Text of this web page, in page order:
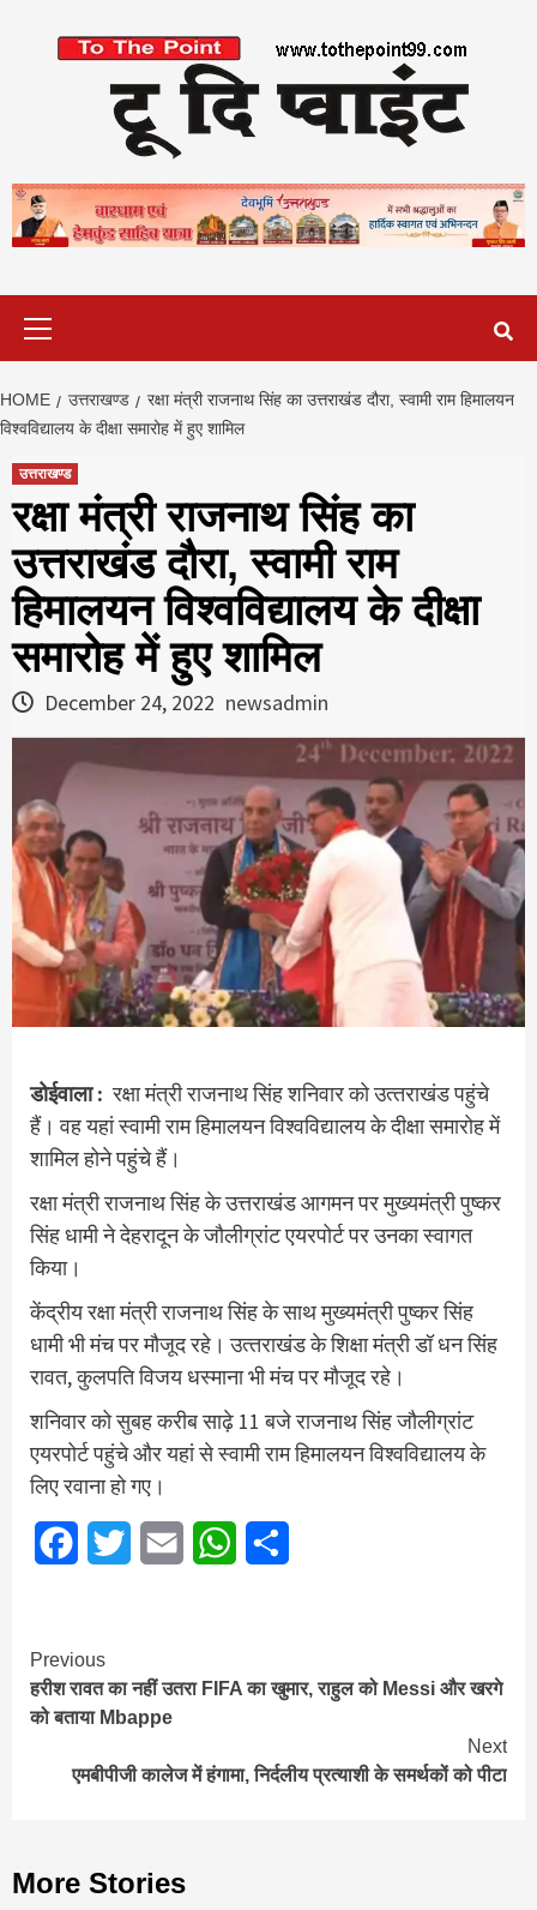
HOME उत्तराखण्ड
रक्षा मंत्री राजनाथ सिंह का उत्तराखंड दौरा, स्वामी राम हिमालयन
विश्वविद्यालय के दीक्षा समारोह में हुए शामिल
उत्तराखण्ड
रक्षा मंत्री राजनाथ सिंह का
उत्तराखंड दौरा, स्वामी राम
हिमालयन विश्वविद्यालय के दीक्षा
समारोह में हुए शामिल
December 24, 2022 newsadmin
डोईवाला :रक्षा मंत्री राजनाथ सिंह शनिवार को उत्‍तराखंड पहुंचे
हैं। वह यहां स्वामी राम हिमालयन विश्वविद्यालय के दीक्षा समारोह में
शामिल होने पहुंचे हैं।
रक्षा मंत्री राजनाथ सिंह के उत्तराखंड आगमन पर मुख्यमंत्री पुष्कर
सिंह धामी ने देहरादून के जौलीग्रांट एयरपोर्ट पर उनका स्वागत
किया।
केंद्रीय रक्षा मंत्री राजनाथ सिंह के साथ मुख्यमंत्री पुष्कर सिंह
धामी भी मंच पर मौजूद रहे। उत्‍तराखंड के शिक्षा मंत्री डॉ धन सिंह
रावत, कुलपति विजय धस्माना भी मंच पर मौजूद रहे।
शनिवार को सुबह करीब साढ़े 11 बजे राजनाथ सिंह जौलीग्रांट
एयरपोर्ट पहुंचे और यहां से स्वामी राम हिमालयन विश्वविद्यालय के
लिए रवाना हो गए।
FacebookTwitter Email WhatsApp
Continue
Reading
Previous
हरीश रावत का नहीं उतरा FIFA का खुमार, राहुल को Messi और खरगे
को बताया Mbappe
Next
एमबीपीजी कालेज में हंगामा, निर्दलीय प्रत्याशी के समर्थकों को पीटा
More Stories